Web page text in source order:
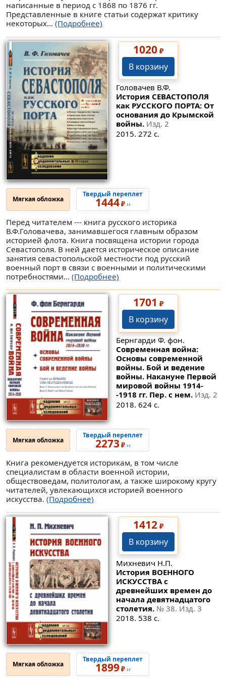
написанные в период с 1868 по 1876 гг.
Представленные в книге статьи содержат критику
некоторых... (Подробнее)
1020₽
В корзину
Головачев В.Ф.
История СЕВАСТОПОЛЯ
как РУССКОГО ПОРТА: От
основания до Крымской
войны. Изд. 2
2015. 272 с.
Мягкая обложка
Твердый переплет
1444₽››
Перед читателем --- книга русского историка
В.Ф.Головачева, занимавшегося главным образом
историей флота. Книга посвящена истории города
Севастополя. В ней дается историческое описание
занятия севастопольской местности под русский
военный порт в связи с военными и политическими
потребностями... (Подробнее)
1701 ₽
В корзину
Бернгарди Ф. фон.
Современная война:
Основы современной
войны. Бой и ведение
войны. Накануне Первой
мировой войны 1914-
-1918 гг. Пер. с нем. Изд. 2
2018. 624 с.
Мягкая обложка
Твердый переплет
2273₽››
Книга рекомендуется историкам, в том числе
специалистам в области военной истории,
обществоведам, политологам, а также широкому кругу
читателей, увлекающихся историей военного
искусства. (Подробнее)
1412₽
В корзину
Михневич Н.П.
История ВОЕННОГО
ИСКУССТВА с
древнейших времен до
начала девятнадцатого
столетия. № 38. Изд. 3
2018. 538 с.
Мягкая обложка
Твердый переплет
1899₽››